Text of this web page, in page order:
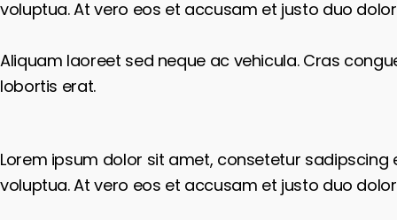
voluptua. At vero eos et accusam et justo duo
Aliquam laoreet sed neque ac vehicula. Cras
lobortis erat.
Lorem ipsum dolor sit amet, consetetur
voluptua. At vero eos et accusam et justo duo